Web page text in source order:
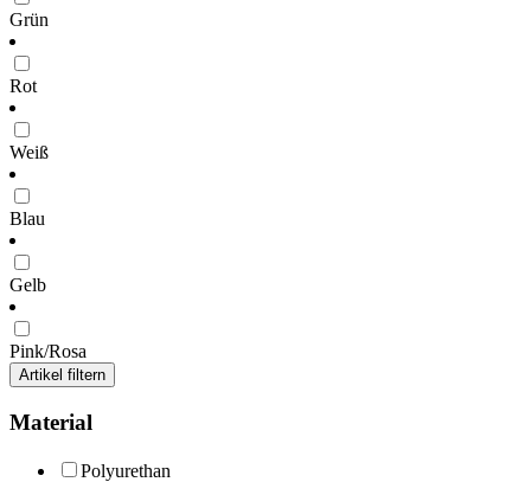
Grün
Rot
Weiß
Blau
Gelb
Pink/Rosa
Artikel filtern
Material
Polyurethan